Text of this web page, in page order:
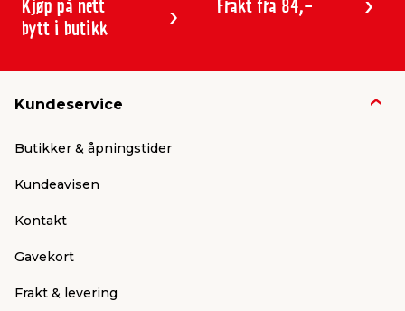
Kjøp på nett
bytt i butikk
Frakt fra 84,-
Kundeservice
Butikker & åpningstider
Kundeavisen
Kontakt
Gavekort
Frakt & levering